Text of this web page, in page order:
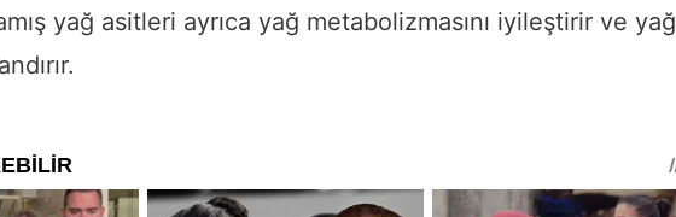
yağ asitleri ayrıca yağ metabolizmasını iyileştirir ve yağ